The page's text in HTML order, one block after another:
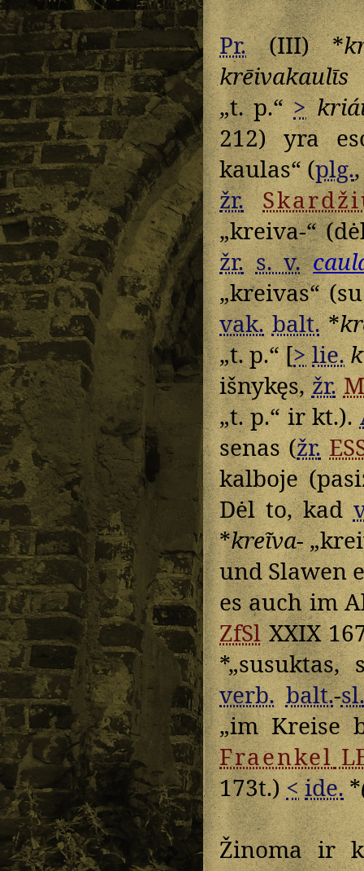
Pr.(III) *
krēivakaulīs
„t. p.“>
212) yra
kaulas“ (plg.
žr.
„kreiva-“
žr. s. v.
„kreivas“
vak. balt.*
„t. p.“ [>lie.
išnykęs,žr.
„t. p.“ ir kt.).
senas (žr.
kalboje
Dėl to, kad
*kreĩva-
und Slawen
es auch im
ZfSlXXIX
*„susuktas,
verb. balt.-sl.
„im Kreise
Fraenkel
173t.)<ide.*
Žinoma ir